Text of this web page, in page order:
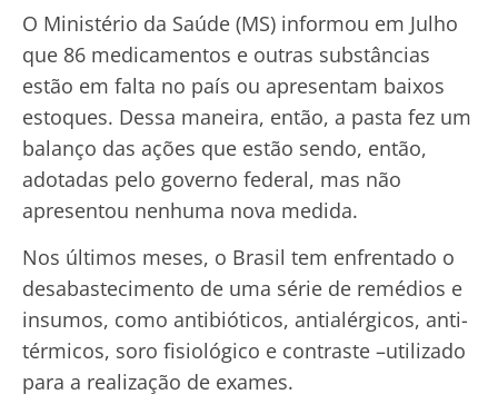
O Ministério da Saúde (MS) informou em Julho
que 86 medicamentos e outras substâncias
estão em falta no país ou apresentam baixos
estoques. Dessa maneira, então, a pasta fez um
balanço das ações que estão sendo, então,
adotadas pelo governo federal, mas não
apresentou nenhuma nova medida.
Nos últimos meses, o Brasil tem enfrentado o
desabastecimento de uma série de remédios e
insumos, como antibióticos, antialérgicos, anti-
térmicos, soro fisiológico e contraste –utilizado
para a realização de exames.